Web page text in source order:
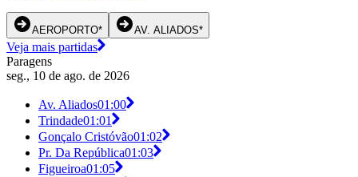
AEROPORTO* AV. ALIADOS*
Veja mais partidas
Paragens
seg., 10 de ago. de 2026
Av. Aliados01:00
Trindade01:01
Gonçalo Cristóvão01:02
Pr. Da República01:03
Figueiroa01:05